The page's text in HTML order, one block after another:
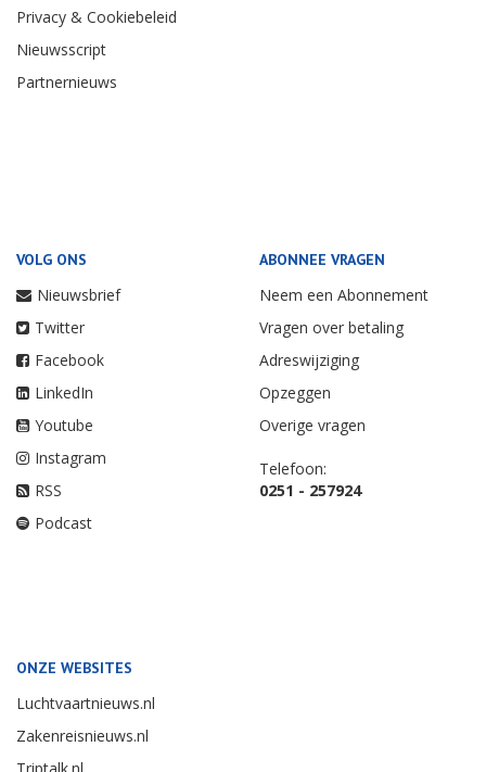
Privacy & Cookiebeleid
Nieuwsscript
Partnernieuws
VOLG ONS
Nieuwsbrief
Twitter
Facebook
LinkedIn
Youtube
Instagram
RSS
Podcast
ABONNEE VRAGEN
Neem een Abonnement
Vragen over betaling
Adreswijziging
Opzeggen
Overige vragen
Telefoon:
0251 - 257924
ONZE WEBSITES
Luchtvaartnieuws.nl
Zakenreisnieuws.nl